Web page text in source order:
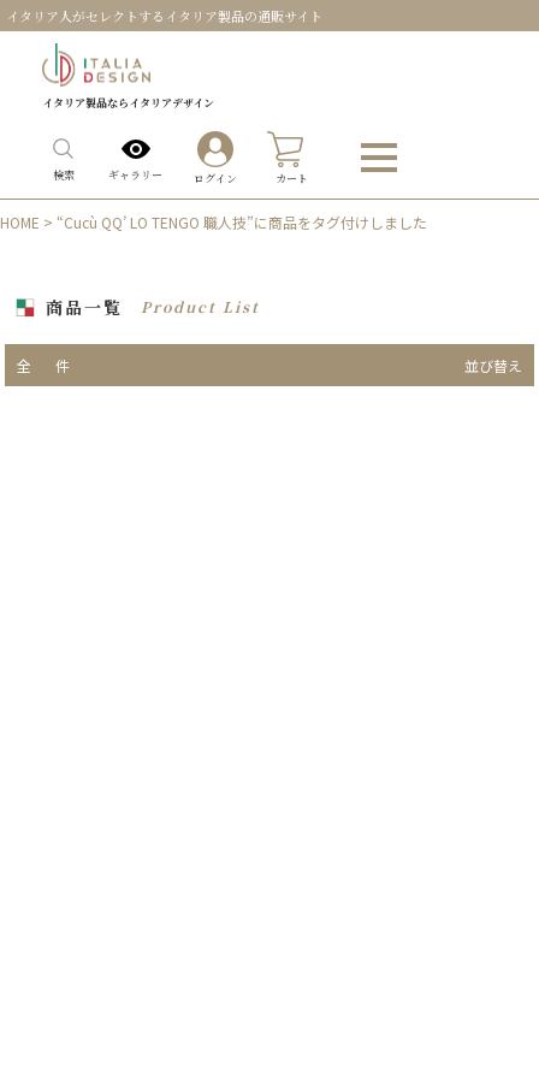
イタリア人がセレクトするイタリア製品の通販サイト
イタリア製品ならイタリアデザイン
検索 ギャラリー ログイン カート
HOME > “Cucù QQ’ LO TENGO 職人技”に商品をタグ付けしました
商品一覧 Product List
全 件 並び替え